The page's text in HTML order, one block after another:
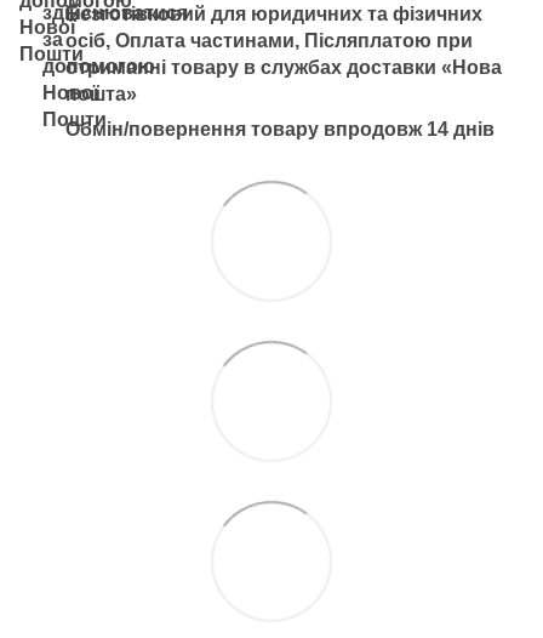
Безготівковий для юридичних та фізичних
осіб, Оплата частинами, Післяплатою при
отриманні товару в службах доставки «Нова
пошта»
Обмін/повернення товару впродовж 14 днів